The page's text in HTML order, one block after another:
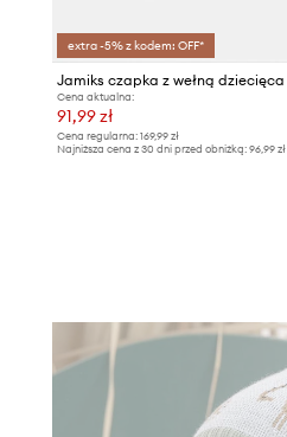
extra -5% z kodem: OFF*
Cena aktualna:
91,99 zł
Cena regularna: 169,99 zł
Najniższa cena z 30 dni przed obniżką: 96,99 zł